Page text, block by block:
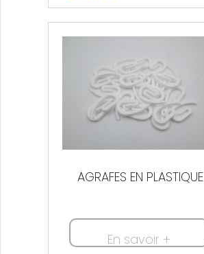
AGRAFES EN PLASTIQUE
En savoir +